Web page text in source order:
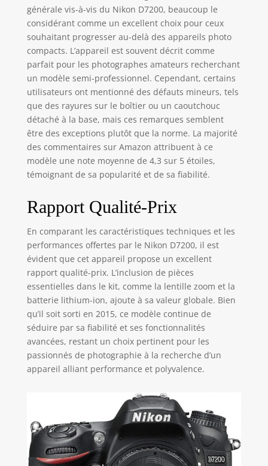
générale vis-à-vis du Nikon D7200, beaucoup le
considérant comme un excellent choix pour ceux
souhaitant progresser au-delà des appareils photo
compacts. L’appareil est souvent décrit comme
parfait pour les photographes amateurs recherchant
un modèle semi-professionnel. Cependant, certains
utilisateurs ont mentionné des défauts mineurs, tels
que des rayures sur le boîtier ou un caoutchouc
détaché à la base, mais ces remarques semblent
être des exceptions plutôt que la norme. La majorité
des commentaires sur Amazon attribuent à ce
modèle une note moyenne de 4,3 sur 5 étoiles,
témoignant de sa popularité et de sa fiabilité.
Rapport Qualité-Prix
En comparant les caractéristiques techniques et les
performances offertes par le Nikon D7200, il est
évident que cet appareil propose un excellent
rapport qualité-prix. L’inclusion de pièces
essentielles dans le kit, comme la lentille zoom et la
batterie lithium-ion, ajoute à sa valeur globale. Bien
qu’il soit sorti en 2015, ce modèle continue de
séduire par sa fiabilité et ses fonctionnalités
avancées, restant un choix pertinent pour les
passionnés de photographie à la recherche d’un
appareil alliant performance et polyvalence.